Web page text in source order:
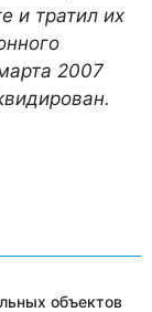
и тратил их
2007
объектов